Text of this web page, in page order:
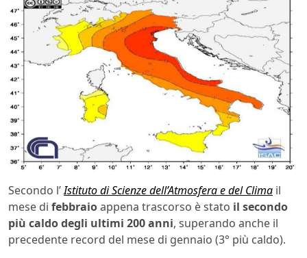
Secondo l’Istituto di Scienze dell’Atmosfera e del Clima il
mese di febbraioappena trascorso è stato il secondo
più caldo degli ultimi 200 anni, superando anche il
precedente record del mese di gennaio (3° più caldo).